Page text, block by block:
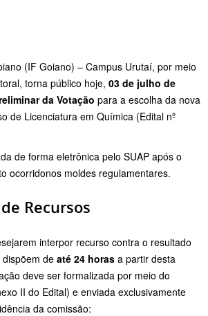
(IF Goiano) – Campus Urutaí, por meio
torna público hoje, 03 de julho de
da Votação para a escolha da nova
de Licenciatura em Química (Edital nº
de forma eletrônica pelo SUAP após o
ocorridonos moldes regulamentares.
Recursos
interpor recurso contra o resultado
de até 24 horas a partir desta
deve ser formalizada por meio do
II do Edital) e enviada exclusivamente
da comissão: